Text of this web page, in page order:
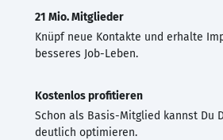
21 Mio. Mitglieder
Knüpf neue Kontakte und erhalte
besseres Job-Leben.
Kostenlos profitieren
Schon als Basis-Mitglied kannst Du
deutlich optimieren.